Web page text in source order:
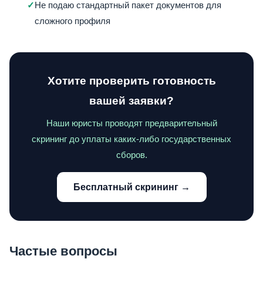
Не подаю стандартный пакет документов для
сложного профиля
Хотите проверить готовность
вашей заявки?
Наши юристы проводят предварительный
скрининг до уплаты каких-либо государственных
сборов.
Бесплатный скрининг →
Частые вопросы